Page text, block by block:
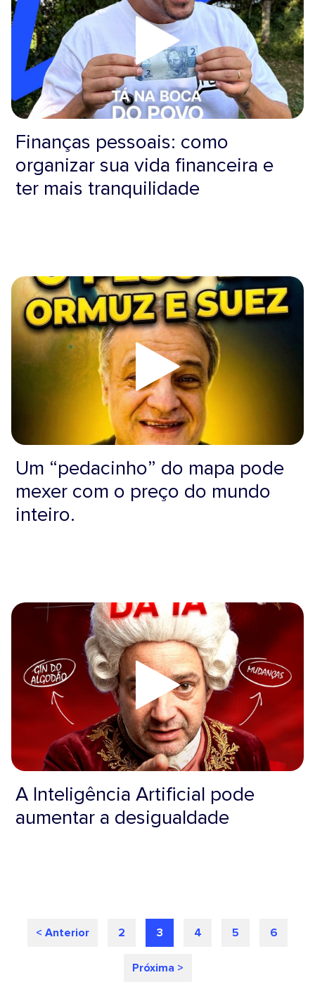
Finanças pessoais: como
organizar sua vida financeira e
ter mais tranquilidade
Um “pedacinho” do mapa pode
mexer com o preço do mundo
inteiro.
A Inteligência Artificial pode
aumentar a desigualdade
< Anterior 2 3 4 5 6
Próxima >